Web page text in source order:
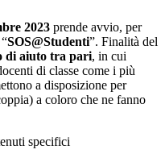
2023 prende avvio, per
SOS@Studenti”. Finalità del
di aiuto tra pari, in cui
di classe come i più
a disposizione per
a coloro che ne fanno
specifici